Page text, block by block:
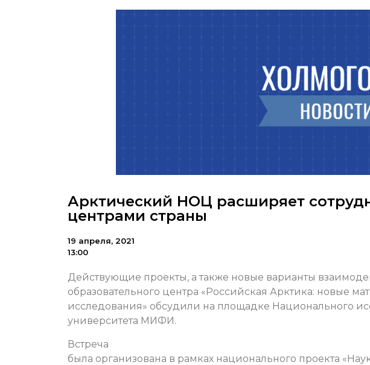
Арктический НОЦ расширяет
центрами страны
19 апреля, 2021
13:00
Действующие проекты, а также новые варианты
образовательного центра «Российская Арктика: новые
исследования» обсудили на площадке Национального
университета МИФИ.
Встреча
была организована в рамках национального проекта